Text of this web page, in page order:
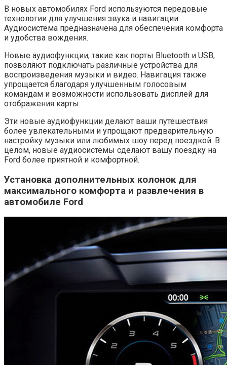
В новых автомобилях Ford используются передовые
технологии для улучшения звука и навигации.
Аудиосистема предназначена для обеспечения комфорта
и удобства вождения.
Новые аудиофункции, такие как порты Bluetooth и USB,
позволяют подключать различные устройства для
воспроизведения музыки и видео. Навигация также
упрощается благодаря улучшенным голосовым
командам и возможности использовать дисплей для
отображения карты.
Эти новые аудиофункции делают ваши путешествия
более увлекательными и упрощают предварительную
настройку музыки или любимых шоу перед поездкой. В
целом, новые аудиосистемы сделают вашу поездку на
Ford более приятной и комфортной.
Установка дополнительных колонок для
максимального комфорта и развлечения в
автомобиле Ford